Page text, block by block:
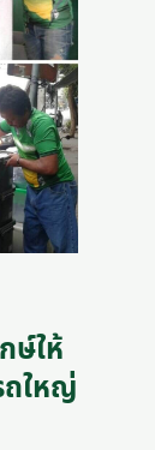
ษ์ให้
ถใหญ่